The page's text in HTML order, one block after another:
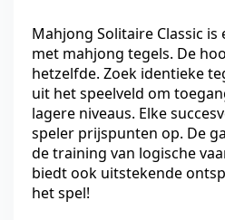
Mahjong Solitaire Classic is
met mahjong tegels. De
hetzelfde. Zoek identieke
uit het speelveld om
lagere niveaus. Elke
speler prijspunten op. De
de training van logische
biedt ook uitstekende
het spel!